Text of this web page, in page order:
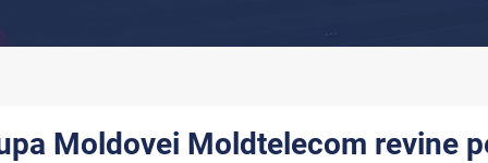
Moldovei Moldtelecom revine